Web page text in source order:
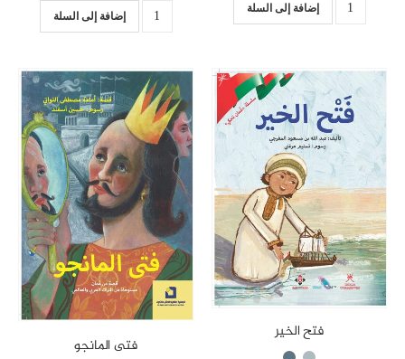
إضافة إلى السلة
إضافة إلى السلة
فتح الخير
فتى المانجو